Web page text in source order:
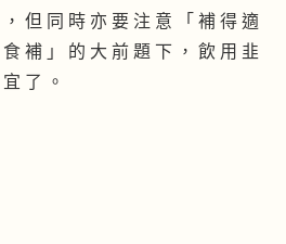
但 同 時 亦 要 注 意 「 補 得 適
補 」 的 大 前 題 下 ， 飲 用 韭
了 。